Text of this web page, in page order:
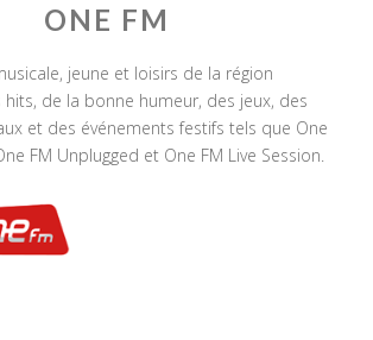
ONE FM
jeune et loisirs de la région
hits, de la bonne humeur, des jeux, des
et des événements festifs tels que One
FM Unplugged et One FM Live Session.